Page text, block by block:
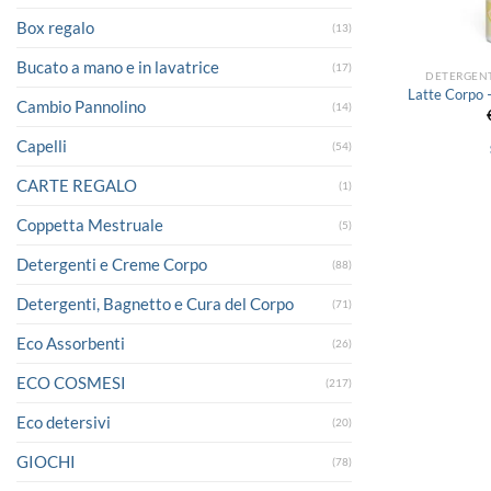
Box regalo (13)
Bucato a mano e in lavatrice (17)
Cambio Pannolino (14)
Capelli (54)
CARTE REGALO (1)
Coppetta Mestruale (5)
Detergenti e Creme Corpo (88)
Detergenti, Bagnetto e Cura del Corpo (71)
Eco Assorbenti (26)
ECO COSMESI (217)
Eco detersivi (20)
GIOCHI (78)
Latte Corpo